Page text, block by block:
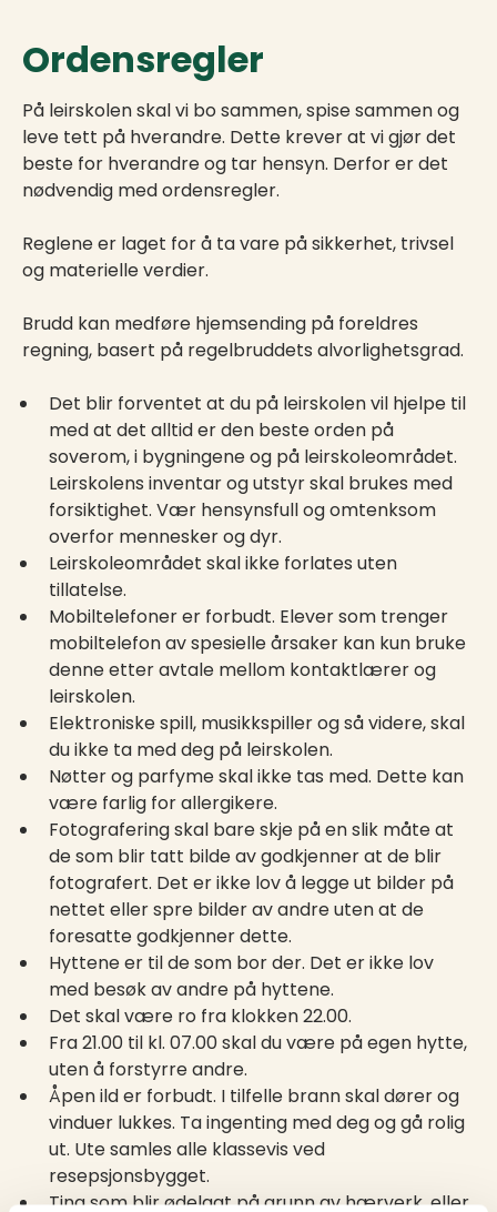
Ordensregler
På leirskolen skal vi bo sammen, spise sammen og
leve tett på hverandre. Dette krever at vi gjør det
beste for hverandre og tar hensyn. Derfor er det
nødvendig med ordensregler.
Reglene er laget for å ta vare på sikkerhet, trivsel
og materielle verdier.
Brudd kan medføre hjemsending på foreldres
regning, basert på regelbruddets alvorlighetsgrad.
Det blir forventet at du på leirskolen vil hjelpe til
med at det alltid er den beste orden på
soverom, i bygningene og på leirskoleområdet.
Leirskolens inventar og utstyr skal brukes med
forsiktighet. Vær hensynsfull og omtenksom
overfor mennesker og dyr.
Leirskoleområdet skal ikke forlates uten
tillatelse.
Mobiltelefoner er forbudt. Elever som trenger
mobiltelefon av spesielle årsaker kan kun bruke
denne etter avtale mellom kontaktlærer og
leirskolen.
Elektroniske spill, musikkspiller og så videre, skal
du ikke ta med deg på leirskolen.
Nøtter og parfyme skal ikke tas med. Dette kan
være farlig for allergikere.
Fotografering skal bare skje på en slik måte at
de som blir tatt bilde av godkjenner at de blir
fotografert. Det er ikke lov å legge ut bilder på
nettet eller spre bilder av andre uten at de
foresatte godkjenner dette.
Hyttene er til de som bor der. Det er ikke lov
med besøk av andre på hyttene.
Det skal være ro fra klokken 22.00.
Fra 21.00 til kl. 07.00 skal du være på egen hytte,
uten å forstyrre andre.
Åpen ild er forbudt. I tilfelle brann skal dører og
vinduer lukkes. Ta ingenting med deg og gå rolig
ut. Ute samles alle klassevis ved
resepsjonsbygget.
Ting som blir ødelagt på grunn av hærverk, eller